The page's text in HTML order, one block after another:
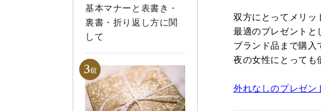
双方にとってメリッ
最適のプレゼントと
ブランド品まで購入
夜の女性にとっても
外れなしのプレゼン
基本マナーと表書き・
裏書・折り返し方に関
して